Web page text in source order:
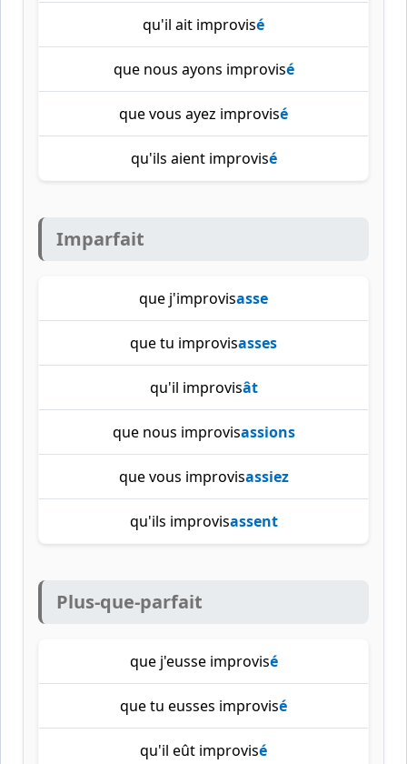
qu'il ait improvisé
que nous ayons improvisé
que vous ayez improvisé
qu'ils aient improvisé
Imparfait
que j'improvisasse
que tu improvisasses
qu'il improvisât
que nous improvisassions
que vous improvisassiez
qu'ils improvisassent
Plus-que-parfait
que j'eusse improvisé
que tu eusses improvisé
qu'il eût improvisé